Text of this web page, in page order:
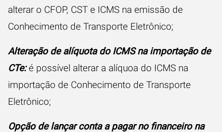
alterar o CFOP, CST e ICMS na emissão de
Conhecimento de Transporte Eletrônico;
Alteração de alíquota do ICMS na importação de
CTe:é possível alterar a alíquoa do ICMS na
importação de Conhecimento de Transporte
Eletrônico;
Opção de lançar conta a pagar no financeiro na